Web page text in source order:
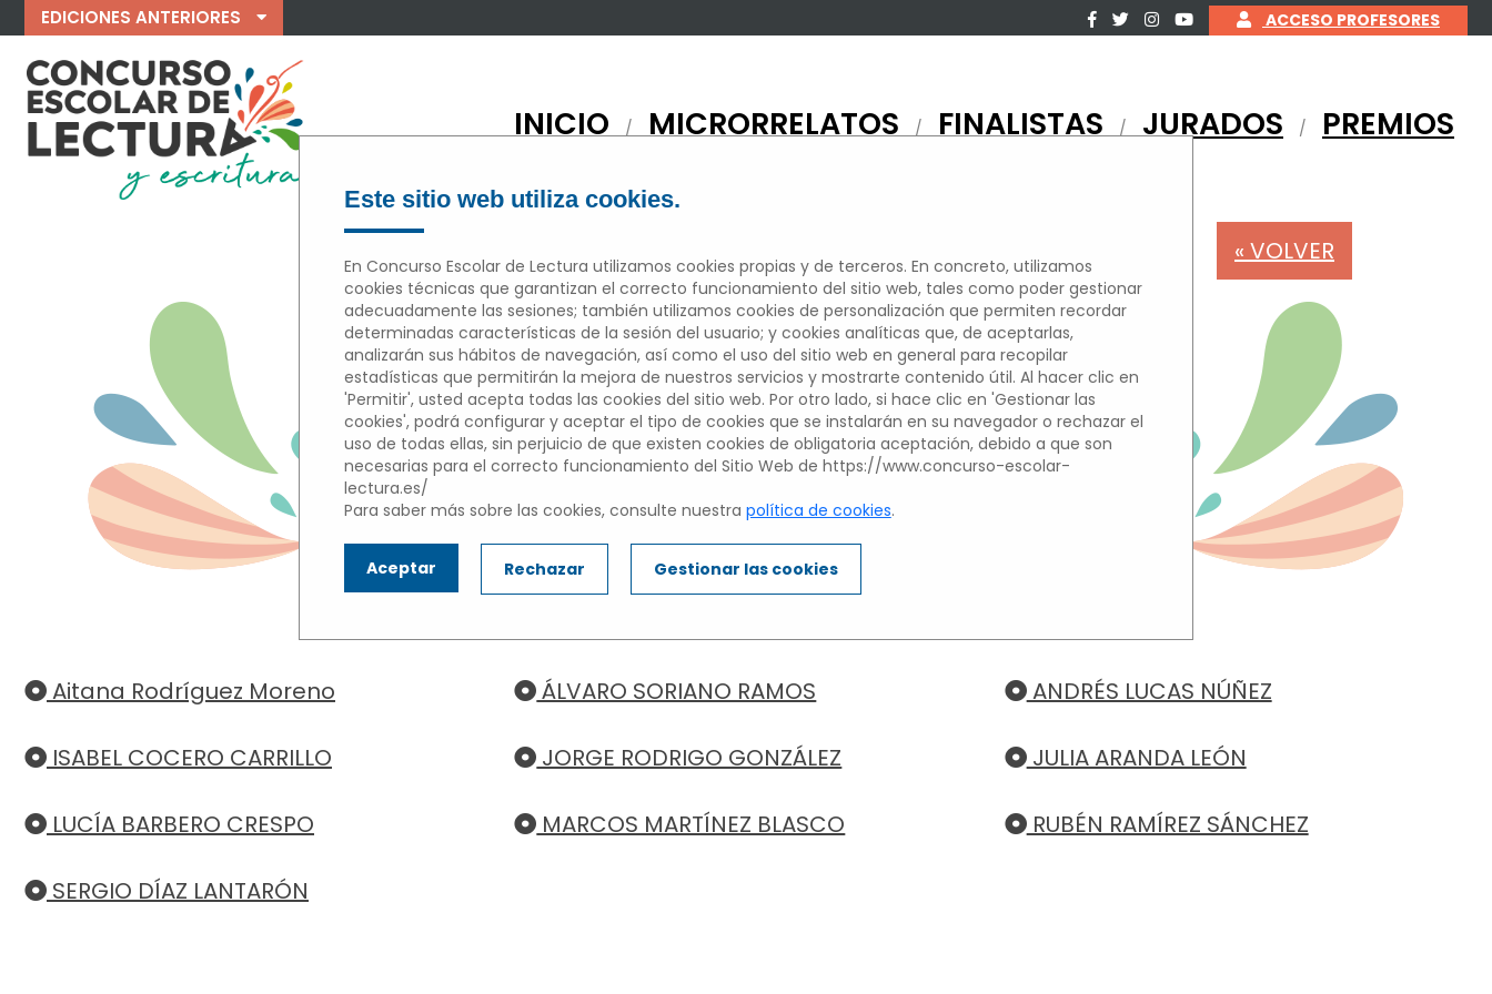
EDICIONES ANTERIORES ACCESO PROFESORES
INICIO / MICRORRELATOS / FINALISTAS / JURADOS / PREMIOS
« VOLVER
MICRORRELATOS
Edición 2022/2023
Participantes del centros educativo
COLEGIO VILLALKOR
NIVEL 3: Alumnos de 1 y 2 de BACHILLERATO
Haz clic sobre el nombre del alumno para escuchar su
Aitana Rodríguez Moreno ÁLVARO SORIANO RAMOS ANDRÉS LUCAS NÚÑEZ
ISABEL COCERO CARRILLO JORGE RODRIGO GONZÁLEZ JULIA ARANDA LEÓN
LUCÍA BARBERO CRESPO MARCOS MARTÍNEZ BLASCO RUBÉN RAMÍREZ SÁNCHEZ
SERGIO DÍAZ LANTARÓN
Este sitio web utiliza cookies.
En Concurso Escolar de Lectura utilizamos cookies propias y de terceros. En concreto, utilizamos
cookies técnicas que garantizan el correcto funcionamiento del sitio web, tales como poder gestionar
adecuadamente las sesiones; también utilizamos cookies de personalización que permiten recordar
determinadas características de la sesión del usuario; y cookies analíticas que, de aceptarlas,
analizarán sus hábitos de navegación, así como el uso del sitio web en general para recopilar
estadísticas que permitirán la mejora de nuestros servicios y mostrarte contenido útil. Al hacer clic en
'Permitir', usted acepta todas las cookies del sitio web. Por otro lado, si hace clic en 'Gestionar las
cookies', podrá configurar y aceptar el tipo de cookies que se instalarán en su navegador o rechazar el
uso de todas ellas, sin perjuicio de que existen cookies de obligatoria aceptación, debido a que son
necesarias para el correcto funcionamiento del Sitio Web de https://www.concurso-escolar-
lectura.es/
Para saber más sobre las cookies, consulte nuestra política de cookies.
Aceptar Rechazar Gestionar las cookies